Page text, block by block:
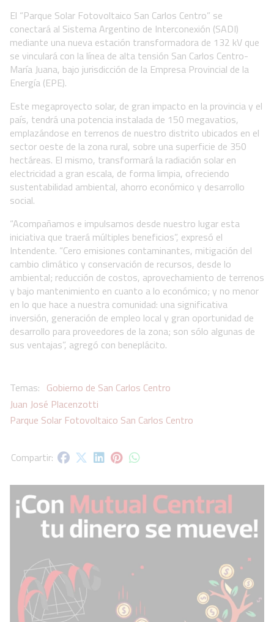
El “Parque Solar Fotovoltaico San Carlos Centro” se
conectará al Sistema Argentino de Interconexión (SADI)
mediante una nueva estación transformadora de 132 kV que
se vinculará con la línea de alta tensión San Carlos Centro-
María Juana, bajo jurisdicción de la Empresa Provincial de la
Energía (EPE).
Este megaproyecto solar, de gran impacto en la provincia y el
país, tendrá una potencia instalada de 150 megavatios,
emplazándose en terrenos de nuestro distrito ubicados en el
sector oeste de la zona rural, sobre una superficie de 350
hectáreas. El mismo, transformará la radiación solar en
electricidad a gran escala, de forma limpia, ofreciendo
sustentabilidad ambiental, ahorro económico y desarrollo
social.
“Acompañamos e impulsamos desde nuestro lugar esta
iniciativa que traerá múltiples beneficios”, expresó el
Intendente. “Cero emisiones contaminantes, mitigación del
cambio climático y conservación de recursos, desde lo
ambiental; reducción de costos, aprovechamiento de terrenos
y bajo mantenimiento en cuanto a lo económico; y no menor
en lo que hace a nuestra comunidad: una significativa
inversión, generación de empleo local y gran oportunidad de
desarrollo para proveedores de la zona; son sólo algunas de
sus ventajas”, agregó con beneplácito.
Gobierno de San Carlos Centro
Juan José Placenzotti
Parque Solar Fotovoltaico San Carlos Centro